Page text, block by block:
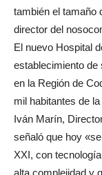
también el tamaño
director del
El nuevo Hospital
establecimiento de
en la Región de
mil habitantes de
Iván Marín,
señaló que hoy
XXI, con
alta complejidad y